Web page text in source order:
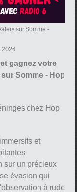
sur Somme -
2026
gagnez votre
Somme - Hop
chez Hop
et
sur un précieux
évasion qui
à rude